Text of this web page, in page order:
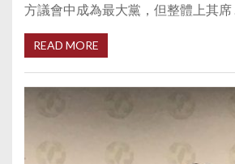
方議會中成為最大黨，但整體上其席 ...
READ MORE